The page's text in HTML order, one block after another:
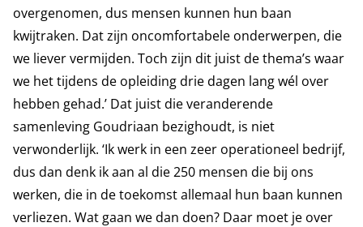
overgenomen, dus mensen kunnen hun baan
kwijtraken. Dat zijn oncomfortabele onderwerpen, die
we liever vermijden. Toch zijn dit juist de thema’s waar
we het tijdens de opleiding drie dagen lang wél over
hebben gehad.’ Dat juist die veranderende
samenleving Goudriaan bezighoudt, is niet
verwonderlijk. ‘Ik werk in een zeer operationeel bedrijf,
dus dan denk ik aan al die 250 mensen die bij ons
werken, die in de toekomst allemaal hun baan kunnen
verliezen. Wat gaan we dan doen? Daar moet je over